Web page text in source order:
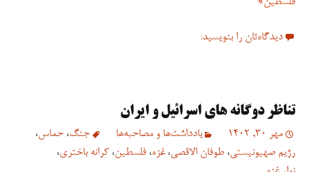
دیدگاه‌تان را بنویسید:
تناظر دوگانه های اسرائیل و ایران
مهر 30, 1402 یادداشت‌ها و مصاحبه‌ها جنگ، حماس،
رژیم صهیونیستی، طوفان الاقصی، غزه، فلسطین، کرانه باختری،